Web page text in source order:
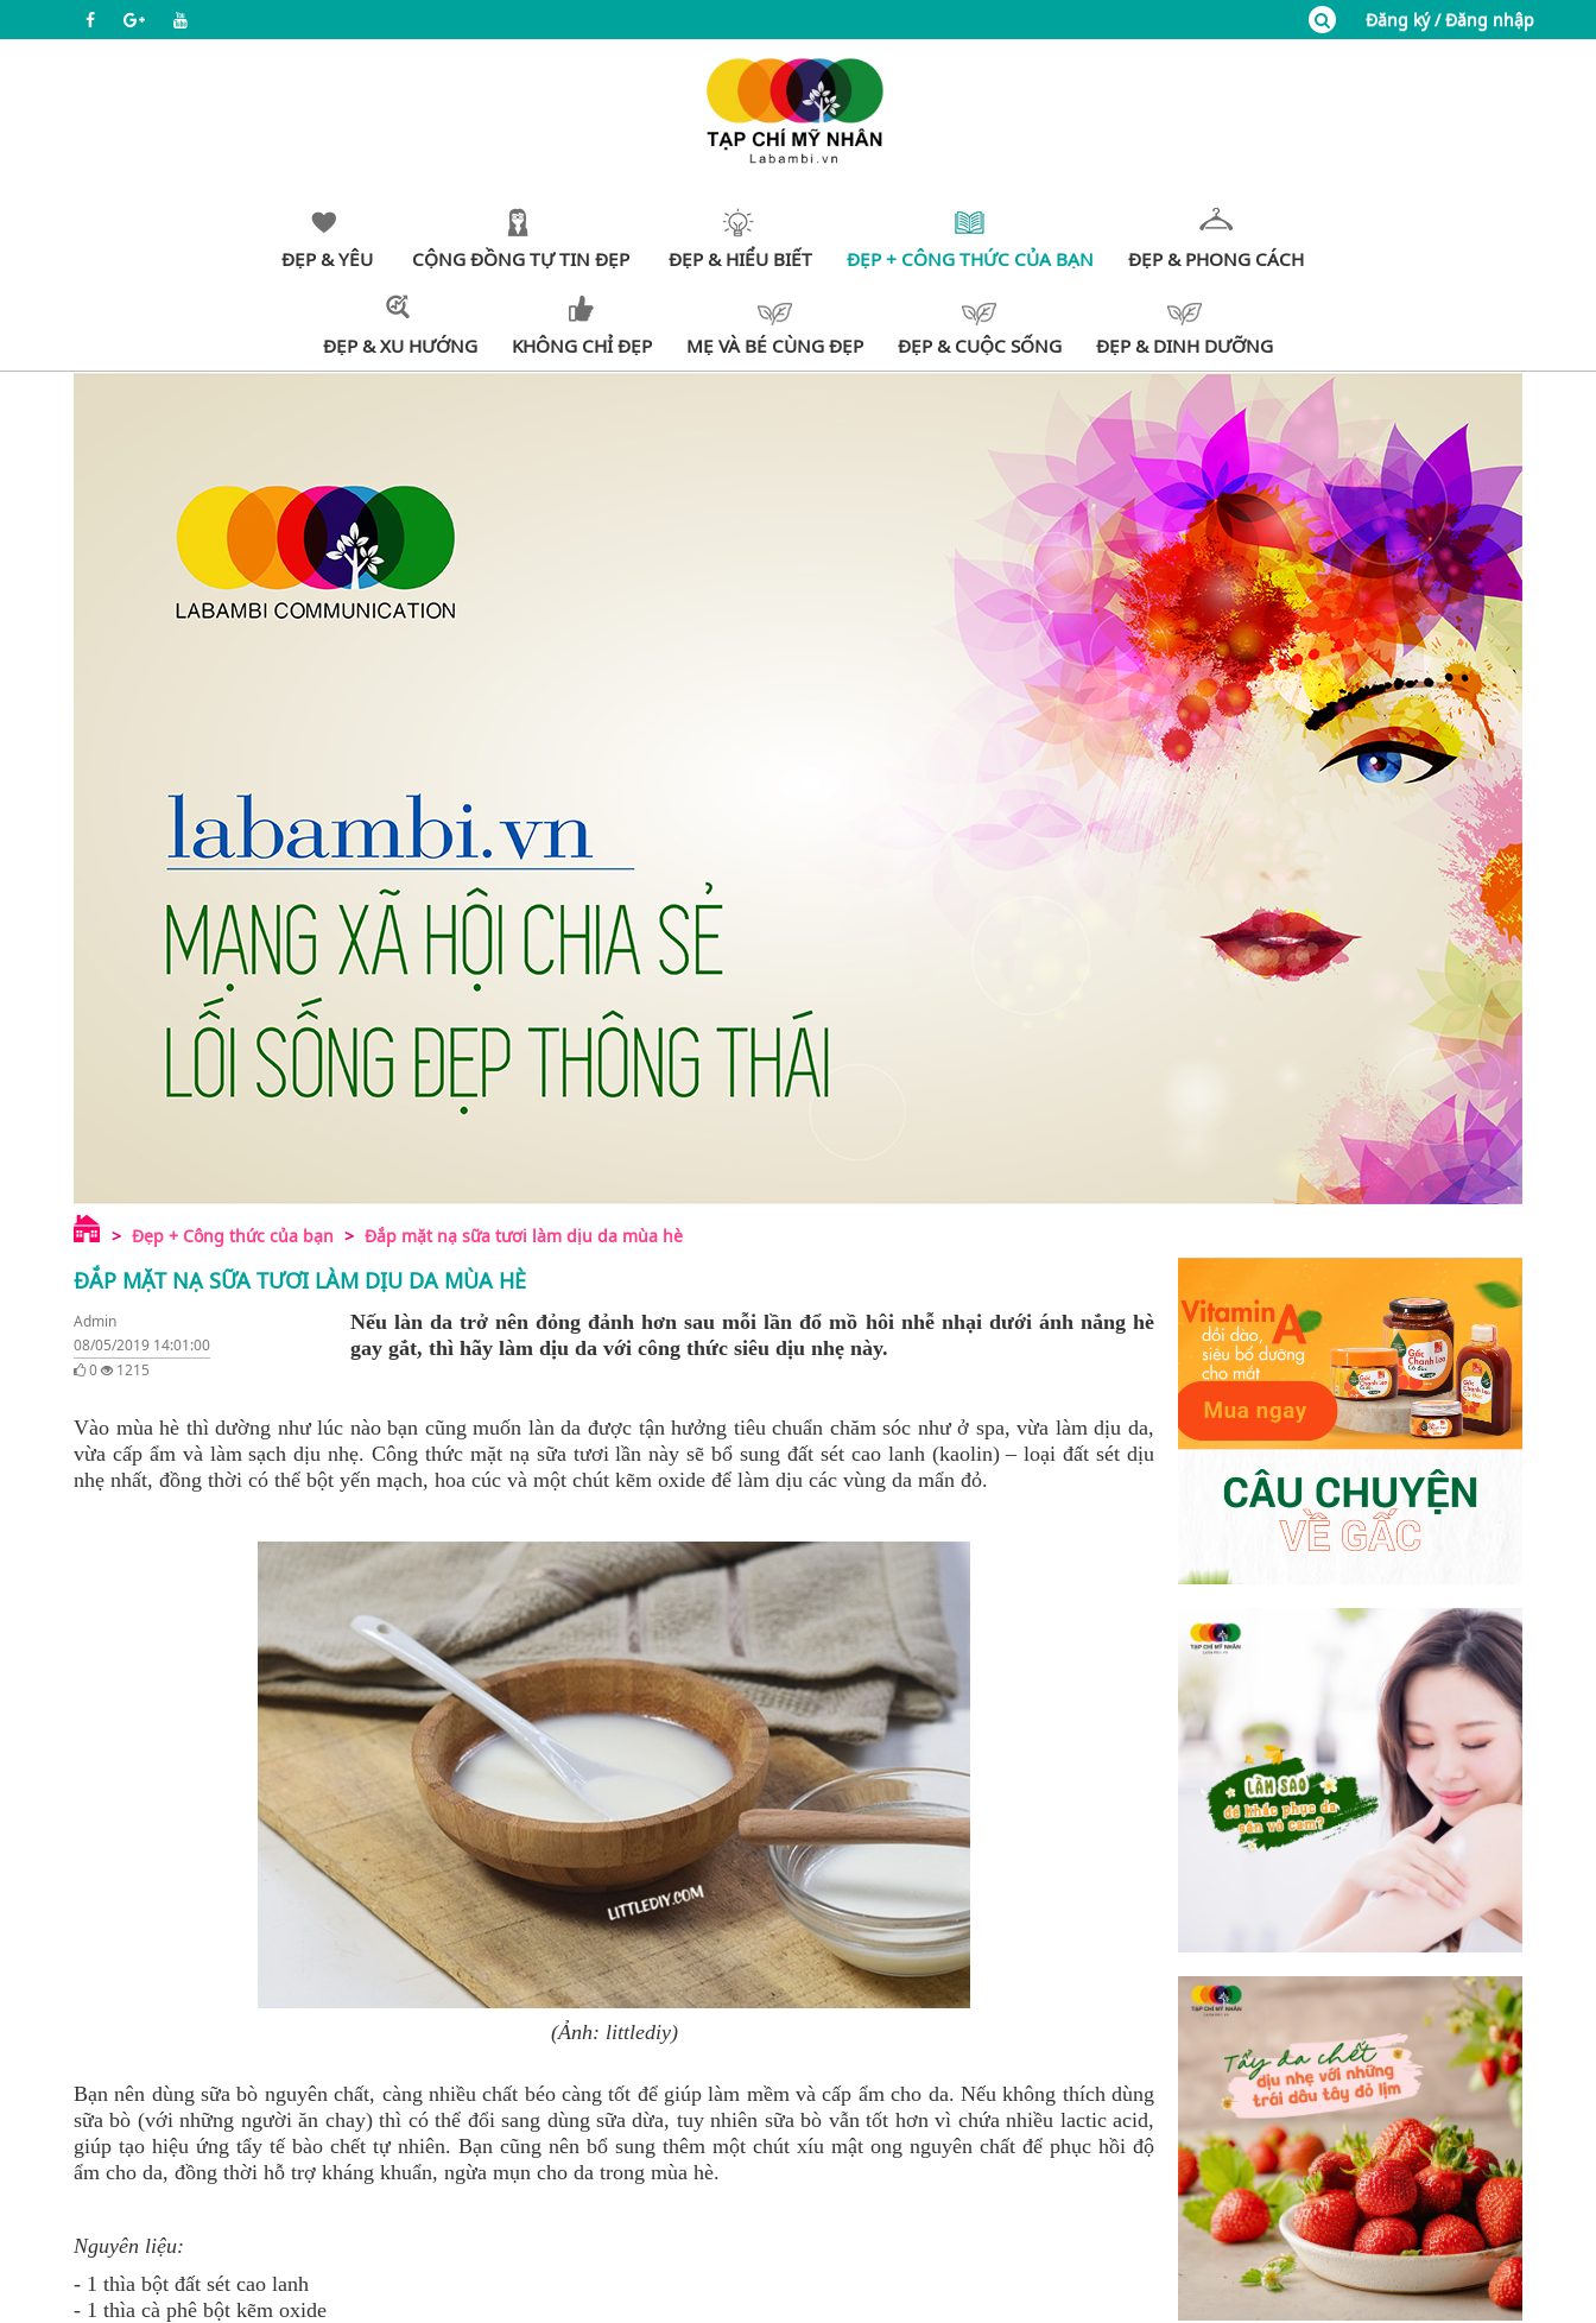
Đăng ký / Đăng nhập
ĐẸP & YÊU CỘNG ĐỒNG TỰ TIN ĐẸP ĐẸP & HIỂU BIẾT ĐẸP + CÔNG THỨC CỦA BẠN ĐẸP & PHONG CÁCH
ĐẸP & XU HƯỚNG KHÔNG CHỈ ĐẸP MẸ VÀ BÉ CÙNG ĐẸP ĐẸP & CUỘC SỐNG ĐẸP & DINH DƯỠNG
Đẹp + Công thức của bạn Đắp mặt nạ sữa tươi làm dịu da mùa hè
ĐẮP MẶT NẠ SỮA TƯƠI LÀM DỊU DA MÙA HÈ
Admin
08/05/2019 14:01:00
0
1215
Nếu làn da trở nên đỏng đảnh hơn sau mỗi lần đổ mồ hôi nhễ nhại dưới ánh nắng hè
gay gắt, thì hãy làm dịu da với công thức siêu dịu nhẹ này.
Vào mùa hè thì dường như lúc nào bạn cũng muốn làn da được tận hưởng tiêu chuẩn chăm sóc như ở spa, vừa làm dịu da,
vừa cấp ẩm và làm sạch dịu nhẹ. Công thức mặt nạ sữa tươi lần này sẽ bổ sung đất sét cao lanh (kaolin) – loại đất sét dịu
nhẹ nhất, đồng thời có thể bột yến mạch, hoa cúc và một chút kẽm oxide để làm dịu các vùng da mẩn đỏ.
(Ảnh: littlediy)
Bạn nên dùng sữa bò nguyên chất, càng nhiều chất béo càng tốt để giúp làm mềm và cấp ẩm cho da. Nếu không thích dùng
sữa bò (với những người ăn chay) thì có thể đổi sang dùng sữa dừa, tuy nhiên sữa bò vẫn tốt hơn vì chứa nhiều lactic acid,
giúp tạo hiệu ứng tẩy tế bào chết tự nhiên. Bạn cũng nên bổ sung thêm một chút xíu mật ong nguyên chất để phục hồi độ
ẩm cho da, đồng thời hỗ trợ kháng khuẩn, ngừa mụn cho da trong mùa hè.
Nguyên liệu:
- 1 thìa bột đất sét cao lanh
- 1 thìa cà phê bột kẽm oxide